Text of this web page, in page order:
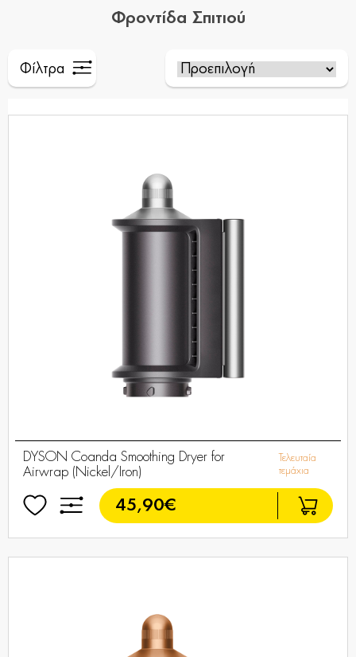
Φροντίδα Σπιτιού
Φίλτρα
DYSON Coanda Smoothing Dryer for
Airwrap (Nickel/Iron)
Τελευταία
τεμάχια
45,90€